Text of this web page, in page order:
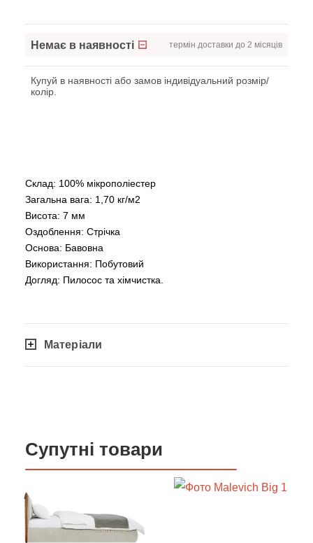
Немає в наявності термін доставки до 2 місяців
Купуй в наявності або замов індивідуальний розмір/
колір.
Склад: 100% мікрополіестер
Загальна вага: 1,70 кг/м2
Висота: 7 мм
Оздоблення: Стрічка
Основа: Бавовна
Використання: Побутовий
Догляд: Пилосос та хімчистка.
Матеріали
Супутні товари